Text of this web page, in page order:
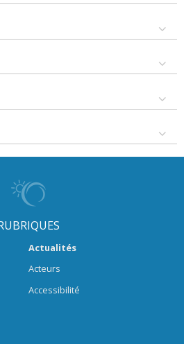
Actualités
Acteurs
Accessibilité